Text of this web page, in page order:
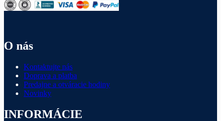
O nás
Kontaktujte nás
Doprava a platba
Predajne a otváracie hodiny
Novinky
INFORMÁCIE